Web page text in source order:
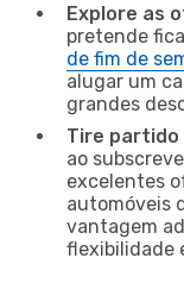
Explore as
pretende
de fim de
alugar um
grandes
Tire partido
ao
excelentes
automóveis
vantagem
flexibilidade